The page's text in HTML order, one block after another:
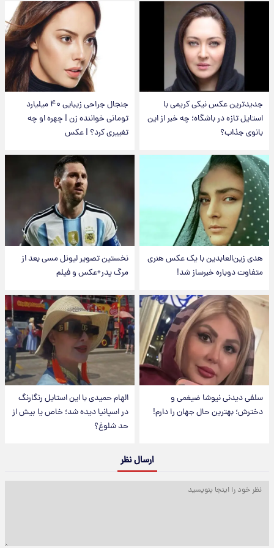
جدیدترین عکس نیکی کریمی با
استایل تازه در باشگاه؛ چه خبر از این
بانوی جذاب؟
جنجال جراحی زیبایی ۴۰ میلیارد
تومانی خواننده زن | چهره او چه
تغییری کرد؟ | عکس
هدی زین‌العابدین با یک عکس هنری
متفاوت دوباره خبرساز شد!
نخستین تصویر لیونل مسی بعد از
مرگ پدر+عکس و فیلم
سلفی دیدنی نیوشا ضیغمی و
دخترش؛ بهترین حال جهان را دارم!
الهام حمیدی با این استایل رنگارنگ
در اسپانیا دیده شد؛ خاص یا بیش از
حد شلوغ؟
ارسال نظر